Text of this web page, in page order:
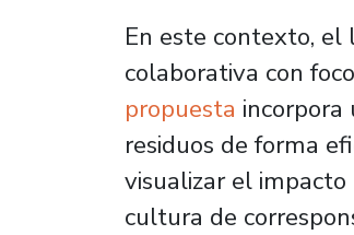
En este contexto, el
colaborativa con
propuesta
residuos de forma
visualizar el
cultura de